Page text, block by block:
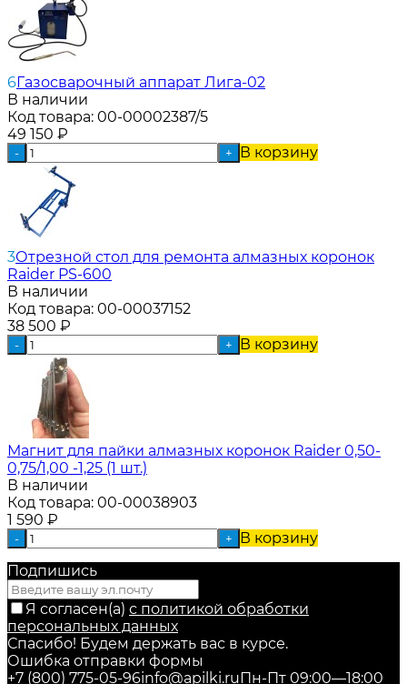
6Газосварочный аппарат Лига-02
В наличии
Код товара: 00-00002387/5
49 150 ₽
- + В корзину
3Отрезной стол для ремонта алмазных коронок
Raider PS-600
В наличии
Код товара: 00-00037152
38 500 ₽
- + В корзину
Магнит для пайки алмазных коронок Raider 0,50-
0,75/1,00 -1,25 (1 шт.)
В наличии
Код товара: 00-00038903
1 590 ₽
- +
В корзину
Подпишись
Я согласен(a) с политикой обработки
персональных данных
Спасибо! Будем держать вас в курсе.
Ошибка отправки формы
+7 (800) 775-05-96info@apilki.ruПн-Пт 09:00—18:00